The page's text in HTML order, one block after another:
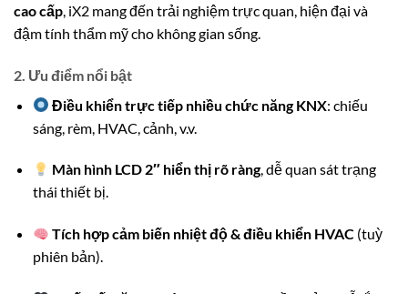
cao cấp , iX2 mang đến trải nghiệm trực quan, hiện đại và
đậm tính thẩm mỹ cho không gian sống.
2. Ưu điểm nổi bật
Điều khiển trực tiếp nhiều chức năng KNX: chiếu
sáng, rèm, HVAC, cảnh, v.v.
Màn hình LCD 2″ hiển thị rõ ràng, dễ quan sát trạng
thái thiết bị.
Tích hợp cảm biến nhiệt độ & điều khiển HVAC (tuỳ
phiên bản).